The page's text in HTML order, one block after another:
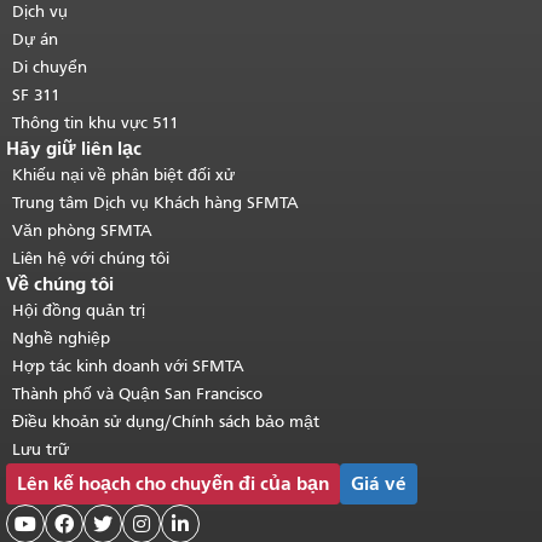
trang.Quay lại đầu trang nội dung
chính.
Dịch vụ
Dự án
Di chuyển
SF 311
Thông tin khu vực 511
Hãy giữ liên lạc
Khiếu nại về phân biệt đối xử
Trung tâm Dịch vụ Khách hàng SFMTA
Văn phòng SFMTA
Liên hệ với chúng tôi
Về chúng tôi
Hội đồng quản trị
Nghề nghiệp
Hợp tác kinh doanh với SFMTA
Thành phố và Quận San Francisco
Điều khoản sử dụng/Chính sách bảo mật
Lưu trữ
Lên kế hoạch cho chuyến đi của bạn Giá vé
    